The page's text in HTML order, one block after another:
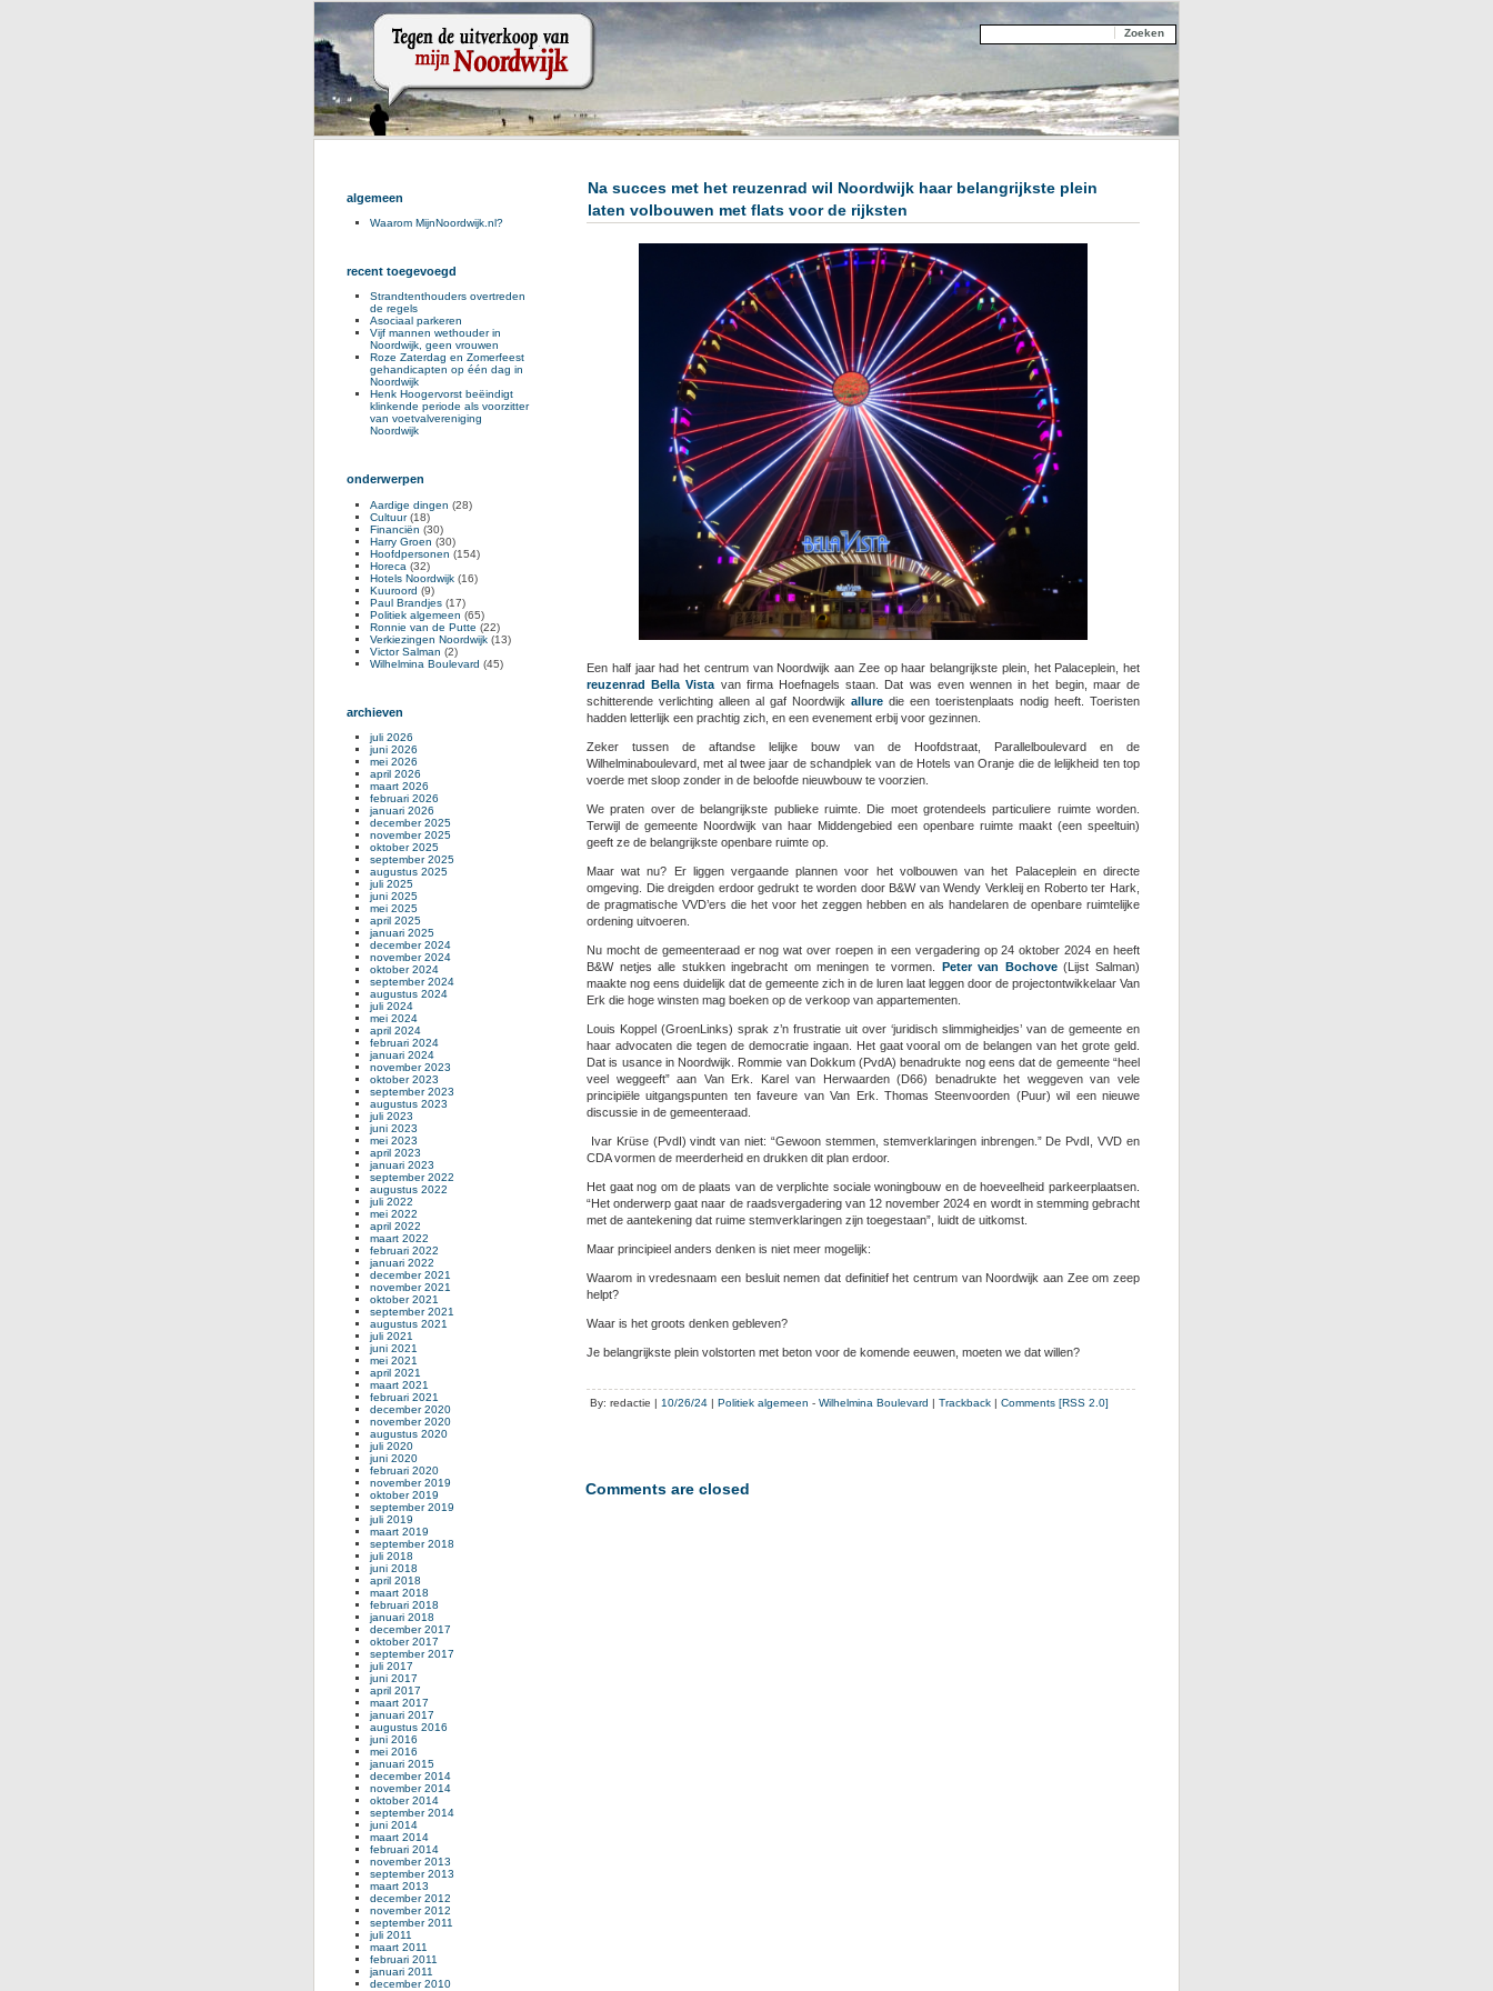
Na succes met het reuzenrad wil Noordwijk haar belangrijkste plein
laten volbouwen met flats voor de rijksten
Een half jaar had het centrum van Noordwijk aan Zee op haar belangrijkste plein, het Palaceplein, het
reuzenrad Bella Vista van firma Hoefnagels staan. Dat was even wennen in het begin, maar de
schitterende verlichting alleen al gaf Noordwijk allure die een toeristenplaats nodig heeft. Toeristen
hadden letterlijk een prachtig zich, en een evenement erbij voor gezinnen.
Zeker tussen de aftandse lelijke bouw van de Hoofdstraat, Parallelboulevard en de
Wilhelminaboulevard, met al twee jaar de schandplek van de Hotels van Oranje die de lelijkheid ten top
voerde met sloop zonder in de beloofde nieuwbouw te voorzien.
We praten over de belangrijkste publieke ruimte. Die moet grotendeels particuliere ruimte worden.
Terwijl de gemeente Noordwijk van haar Middengebied een openbare ruimte maakt (een speeltuin)
geeft ze de belangrijkste openbare ruimte op.
Maar wat nu? Er liggen vergaande plannen voor het volbouwen van het Palaceplein en directe
omgeving. Die dreigden erdoor gedrukt te worden door B&W van Wendy Verkleij en Roberto ter Hark,
de pragmatische VVD’ers die het voor het zeggen hebben en als handelaren de openbare ruimtelijke
ordening uitvoeren.
Nu mocht de gemeenteraad er nog wat over roepen in een vergadering op 24 oktober 2024 en heeft
B&W netjes alle stukken ingebracht om meningen te vormen. Peter van Bochove(Lijst Salman)
maakte nog eens duidelijk dat de gemeente zich in de luren laat leggen door de projectontwikkelaar Van
Erk die hoge winsten mag boeken op de verkoop van appartementen.
Louis Koppel (GroenLinks) sprak z’n frustratie uit over ‘juridisch slimmigheidjes’ van de gemeente en
haar advocaten die tegen de democratie ingaan. Het gaat vooral om de belangen van het grote geld.
Dat is usance in Noordwijk. Rommie van Dokkum (PvdA) benadrukte nog eens dat de gemeente “heel
veel weggeeft” aan Van Erk. Karel van Herwaarden (D66) benadrukte het weggeven van vele
principiële uitgangspunten ten faveure van Van Erk. Thomas Steenvoorden (Puur) wil een nieuwe
discussie in de gemeenteraad.
Ivar Krüse (PvdI) vindt van niet: “Gewoon stemmen, stemverklaringen inbrengen.” De PvdI, VVD en
CDA vormen de meerderheid en drukken dit plan erdoor.
Het gaat nog om de plaats van de verplichte sociale woningbouw en de hoeveelheid parkeerplaatsen.
“Het onderwerp gaat naar de raadsvergadering van 12 november 2024 en wordt in stemming gebracht
met de aantekening dat ruime stemverklaringen zijn toegestaan”, luidt de uitkomst.
Maar principieel anders denken is niet meer mogelijk:
Waarom in vredesnaam een besluit nemen dat definitief het centrum van Noordwijk aan Zee om zeep
helpt?
Waar is het groots denken gebleven?
Je belangrijkste plein volstorten met beton voor de komende eeuwen, moeten we dat willen?
By: redactie | 10/26/24 | Politiek algemeen - Wilhelmina Boulevard | Trackback | Comments [RSS 2.0]
Comments are closed
algemeen
Waarom MijnNoordwijk.nl?
recent toegevoegd
Strandtenthouders overtreden
de regels
Asociaal parkeren
Vijf mannen wethouder in
Noordwijk, geen vrouwen
Roze Zaterdag en Zomerfeest
gehandicapten op één dag in
Noordwijk
Henk Hoogervorst beëindigt
klinkende periode als voorzitter
van voetvalvereniging
Noordwijk
onderwerpen
Aardige dingen (28)
Cultuur(18)
Financiën (30)
Harry Groen (30)
Hoofdpersonen (154)
Horeca (32)
Hotels Noordwijk (16)
Kuuroord (9)
Paul Brandjes (17)
Politiek algemeen (65)
Ronnie van de Putte (22)
Verkiezingen Noordwijk (13)
Victor Salman (2)
Wilhelmina Boulevard (45)
archieven
juli 2026
juni 2026
mei 2026
april 2026
maart 2026
februari 2026
januari 2026
december 2025
november 2025
oktober 2025
september 2025
augustus 2025
juli 2025
juni 2025
mei 2025
april 2025
januari 2025
december 2024
november 2024
oktober 2024
september 2024
augustus 2024
juli 2024
mei 2024
april 2024
februari 2024
januari 2024
november 2023
oktober 2023
september 2023
augustus 2023
juli 2023
juni 2023
mei 2023
april 2023
januari 2023
september 2022
augustus 2022
juli 2022
mei 2022
april 2022
maart 2022
februari 2022
januari 2022
december 2021
november 2021
oktober 2021
september 2021
augustus 2021
juli 2021
juni 2021
mei 2021
april 2021
maart 2021
februari 2021
december 2020
november 2020
augustus 2020
juli 2020
juni 2020
februari 2020
november 2019
oktober 2019
september 2019
juli 2019
maart 2019
september 2018
juli 2018
juni 2018
april 2018
maart 2018
februari 2018
januari 2018
december 2017
oktober 2017
september 2017
juli 2017
juni 2017
april 2017
maart 2017
januari 2017
augustus 2016
juni 2016
mei 2016
januari 2015
december 2014
november 2014
oktober 2014
september 2014
juni 2014
maart 2014
februari 2014
november 2013
september 2013
maart 2013
december 2012
november 2012
september 2011
juli 2011
maart 2011
februari 2011
januari 2011
december 2010